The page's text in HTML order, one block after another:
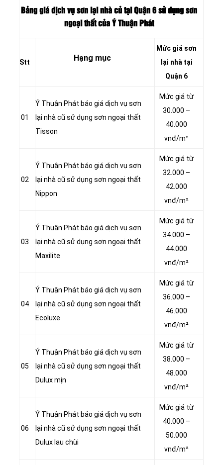
Bảng giá dịch vụ sơn lại nhà củ tại Quận 6 sử dụng sơn
ngoại thất của Ý Thuận Phát
Stt Hạng mục
Mức giá sơn
lại nhà tại
Quận 6
01
Ý Thuận Phát báo giá dịch vụ sơn
lại nhà cũ sử dụng sơn ngoại thất
Tisson
Mức giá từ
30.000 –
40.000
vnđ/m²
02
Ý Thuận Phát báo giá dịch vụ sơn
lại nhà cũ sử dụng sơn ngoại thất
Nippon
Mức giá từ
32.000 –
42.000
vnđ/m²
03
Ý Thuận Phát báo giá dịch vụ sơn
lại nhà cũ sử dụng sơn ngoại thất
Maxilite
Mức giá từ
34.000 –
44.000
vnđ/m²
04
Ý Thuận Phát báo giá dịch vụ sơn
lại nhà cũ sử dụng sơn ngoại thất
Ecoluxe
Mức giá từ
36.000 –
46.000
vnđ/m²
05
Ý Thuận Phát báo giá dịch vụ sơn
lại nhà cũ sử dụng sơn ngoại thất
Dulux mịn
Mức giá từ
38.000 –
48.000
vnđ/m²
06
Ý Thuận Phát báo giá dịch vụ sơn
lại nhà cũ sử dụng sơn ngoại thất
Dulux lau chùi
Mức giá từ
40.000 –
50.000
vnđ/m²